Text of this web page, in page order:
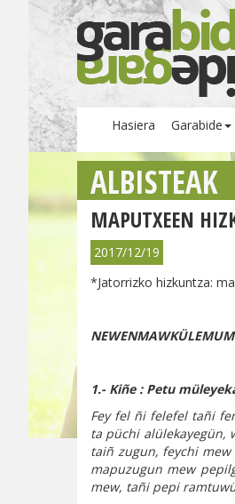
Hasiera Garabide
ALBISTEAK
MAPUTXEEN
2017/12/19
*Jatorrizko hizkuntza:
NEWENMAWKÜLEMUM
1.- Kiñe : Petu
Fey fel ñi felefel tañi
ta püchi alülekayegün,
taiñ zugun, feychi
mapuzugun mew
mew, tañi pepi